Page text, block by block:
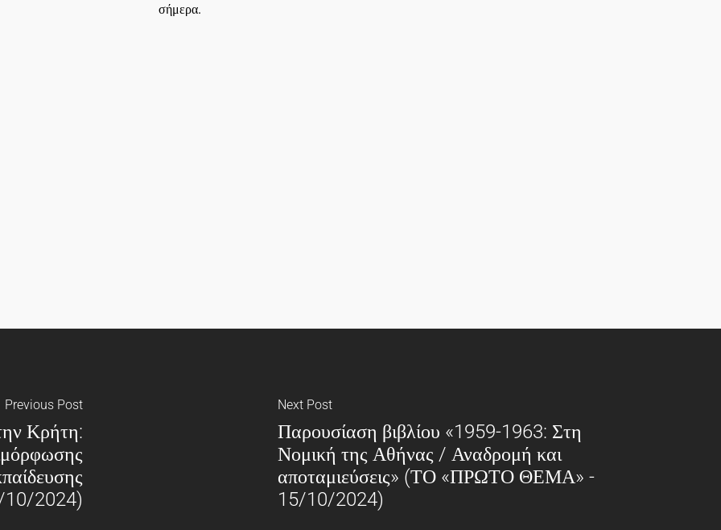
σήμερα.
Previous Post
Κρήτη:
2024)
Next Post
Παρουσίαση βιβλίου «1959-1963: Στη
Νομική της Αθήνας / Αναδρομή και
αποταμιεύσεις» (ΤΟ «ΠΡΩΤΟ ΘΕΜΑ» -
15/10/2024)